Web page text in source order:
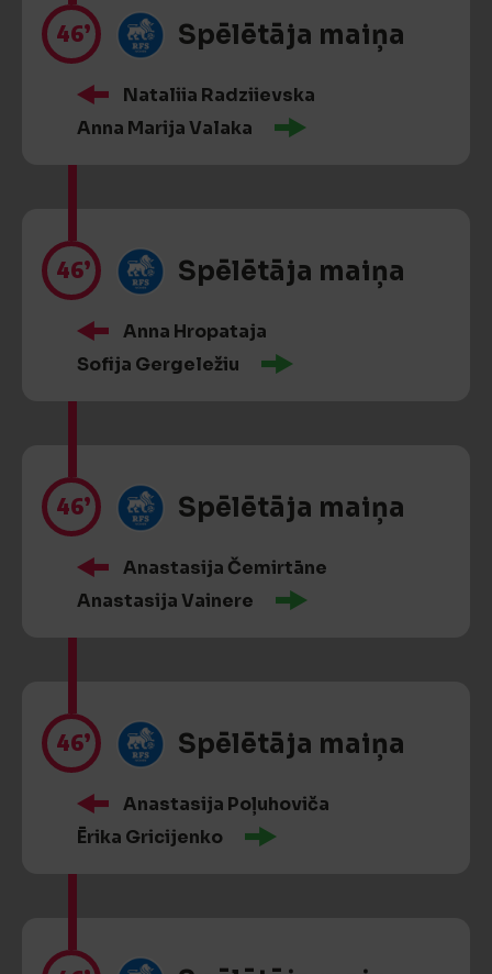
46’ Spēlētāja maiņa
Nataliia Radziievska
Anna Marija Valaka
46’ Spēlētāja maiņa
Anna Hropataja
Sofija Gergeležiu
46’ Spēlētāja maiņa
Anastasija Čemirtāne
Anastasija Vainere
46’ Spēlētāja maiņa
Anastasija Poļuhoviča
Ērika Gricijenko